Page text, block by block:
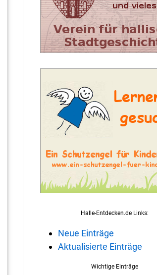
Halle-Entdecken.de Links:
Neue Einträge
Aktualisierte Einträge
Wichtige Einträge